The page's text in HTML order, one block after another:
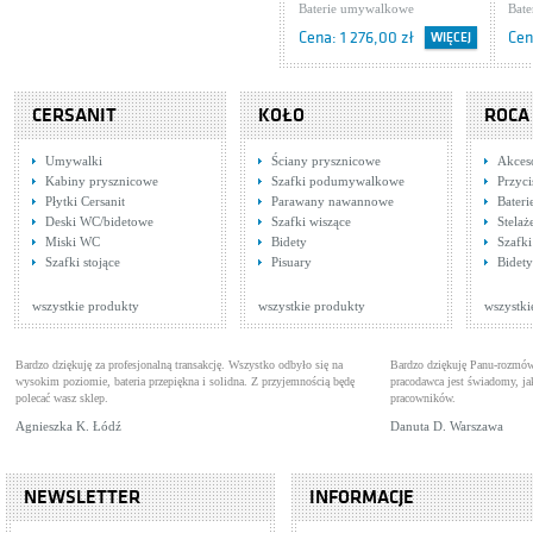
4.06.107.02
Baterie umywalkowe
Cena: 1 276,00 zł WIĘCEJ
Tres Cuadro
Cena: 949,00 zł WIĘCEJ
CERSANIT
Umywalki
Kabiny prysznicowe
Płytki Cersanit
Deski WC/bidetowe
Miski WC
Szafki stojące
wszystkie produkty
KOŁO
Ściany prysznicowe
Szafki podumywalkowe
Parawany nawannowe
Szafki wiszące
Bidety
Pisuary
wszystkie produkty
ROCA
Bidety
Bardzo dziękuję za profesjonalną transakcję. Wszystko odbyło się na
wysokim poziomie, bateria przepiękna i solidna. Z przyjemnością będę
polecać wasz sklep.
Agnieszka K. Łódź
Bardzo dziękuję Panu-
pracodawca jest świadomy,
pracowników.
Danuta D. Warszawa
NEWSLETTER INFORMACJE